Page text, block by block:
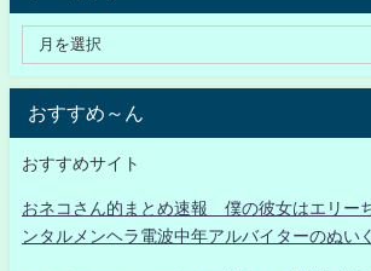
おすすめ～ん
おすすめサイト
おネコさん的まとめ速報 僕の彼女はエリー
ンタルメンヘラ電波中年アルバイターのぬい